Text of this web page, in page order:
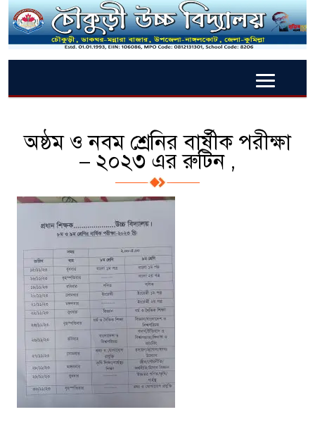
অষ্ঠম ও নবম শ্রেনির বার্ষীক পরীক্ষা
– ২০২৩ এর রুটিন ,